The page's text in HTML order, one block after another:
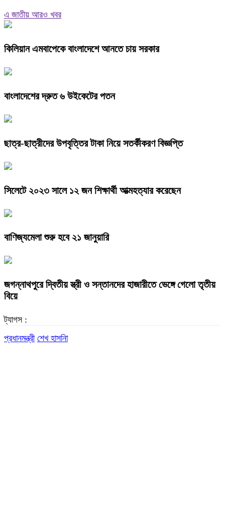
এ জাতীয় আরও খবর
কিলিয়ান এমবাপেকে বাংলাদেশে আনতে চায় সরকার
বাংলাদেশের দ্রুত ৬ উইকেটের পতন
ছাত্র-ছাত্রীদের উপবৃত্তির টাকা নিয়ে সতর্কীকরণ বিজ্ঞপ্তি
সিলেটে ২০২৩ সালে ১২ জন শিক্ষার্থী আত্মহত্যার করেছেন
বাণিজ্যমেলা শুরু হবে ২১ জানুয়ারি
জগন্নাথপুরে দ্বিতীয় স্ত্রী ও সন্তানদের হাজারীতে ভেঙ্গে গেলো তৃতীয়
বিয়ে
ট্যাগস :
প্রধানমন্ত্রী শেখ হাসনিা